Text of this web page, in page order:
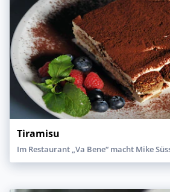
Tiramisu
Im Restaurant „Va Bene“ macht Mike